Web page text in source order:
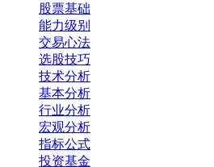
股票基础
能力级别
交易心法
选股技巧
技术分析
基本分析
行业分析
宏观分析
指标公式
投资基金